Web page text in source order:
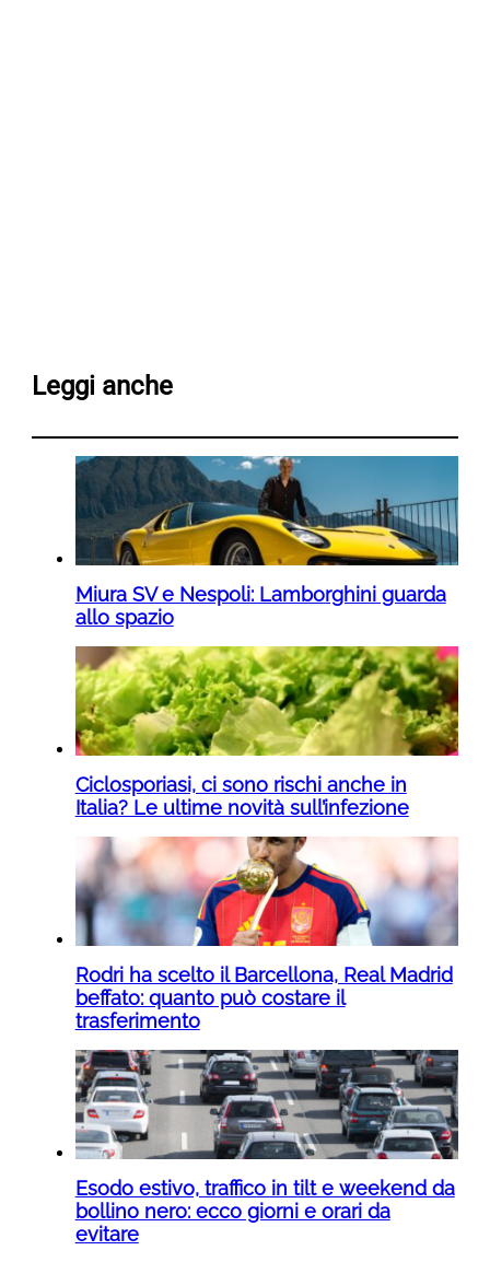
Leggi anche
Miura SV e Nespoli: Lamborghini guarda
allo spazio
Ciclosporiasi, ci sono rischi anche in
Italia? Le ultime novità sull’infezione
Rodri ha scelto il Barcellona, Real Madrid
beffato: quanto può costare il
trasferimento
Esodo estivo, traffico in tilt e weekend da
bollino nero: ecco giorni e orari da
evitare